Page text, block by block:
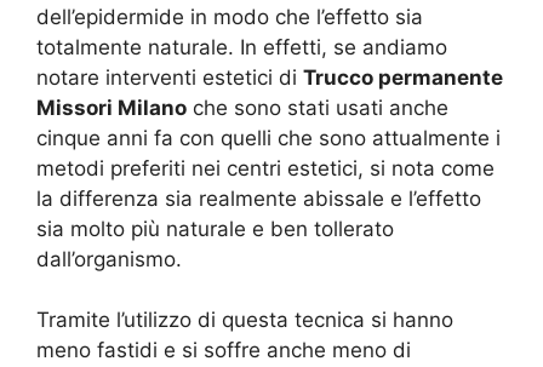
dell’epidermide in modo che l’effetto sia
totalmente naturale. In effetti, se andiamo
notare interventi estetici di Trucco permanente
Missori Milano che sono stati usati anche
cinque anni fa con quelli che sono attualmente i
metodi preferiti nei centri estetici, si nota come
la differenza sia realmente abissale e l’effetto
sia molto più naturale e ben tollerato
dall’organismo.
Tramite l’utilizzo di questa tecnica si hanno
meno fastidi e si soffre anche meno di